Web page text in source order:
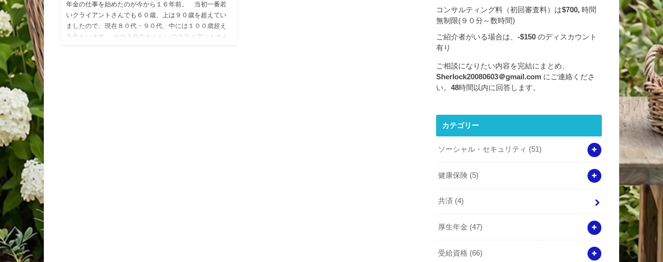
年金の仕事を始めたのが今から１６年前。 当初一番若
いクライアントさんでも６０歳、上は９０歳を超えてい
ましたので、現在８０代・９０代、中には１００歳超え
る方もいます。 その３分の１くらいのクライアントさん
コンサルティング料（初回審査料）は$700, 時間
無制限(９０分～数時間)
ご紹介者がいる場合は、 -$150 のディスカウント
有り
ご相談になりたい内容を完結にまとめ、
Sherlock20080603＠gmail.com にご連絡くださ
い。 48時間以内に回答します。
カテゴリー
ソーシャル・セキュリティ (51)
健康保険 (5)
共済 (4)
厚生年金 (47)
受給資格 (66)